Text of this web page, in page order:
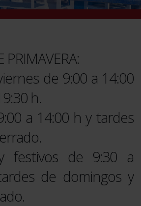
PRIMAVERA:
de 9:00 a 14:00
h.
a 14:00 h y tardes
festivos de 9:30 a
de domingos y